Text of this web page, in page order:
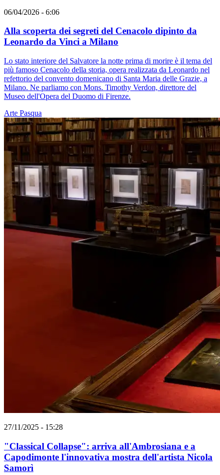
06/04/2026 - 6:06
Alla scoperta dei segreti del Cenacolo dipinto da
Leonardo da Vinci a Milano
Lo stato interiore del Salvatore la notte prima di morire è il tema del
più famoso Cenacolo della storia, opera realizzata da Leonardo nel
refettorio del convento domenicano di Santa Maria delle Grazie, a
Milano. Ne parliamo con Mons. Timothy Verdon, direttore del
Museo dell'Opera del Duomo di Firenze.
Arte Pasqua
27/11/2025 - 15:28
"Classical Collapse": arriva all'Ambrosiana e a
Capodimonte l'innovativa mostra dell'artista Nicola
Samorì